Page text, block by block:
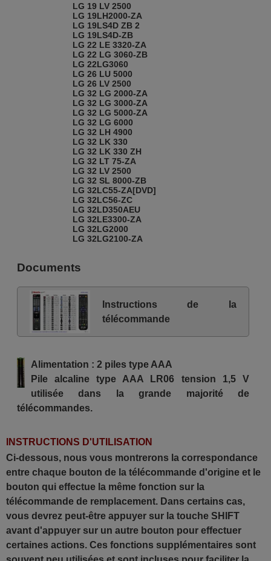
LG 19 LV 2500
LG 19LH2000-ZA
LG 19LS4D ZB 2
LG 19LS4D-ZB
LG 22 LE 3320-ZA
LG 22 LG 3060-ZB
LG 22LG3060
LG 26 LU 5000
LG 26 LV 2500
LG 32 LG 2000-ZA
LG 32 LG 3000-ZA
LG 32 LG 5000-ZA
LG 32 LG 6000
LG 32 LH 4900
LG 32 LK 330
LG 32 LK 330 ZH
LG 32 LT 75-ZA
LG 32 LV 2500
LG 32 SL 8000-ZB
LG 32LC55-ZA[DVD]
LG 32LC56-ZC
LG 32LD350AEU
LG 32LE3300-ZA
LG 32LG2000
LG 32LG2100-ZA
LG 32LG6000-ZA
LG 32LK455C-ZB
LG 32LV2500-ZA
LG 37 LG 2000-ZA
LG 37 LG 3000-ZA
LG 37 LG 5010-ZD
LG 37 LG 6000
LG 37 LK 430
LG 37 SL 8000-ZB
LG 37LG2000
LG 37LG3000
LG 37LG5000
LG 37LG60
LG 42 LE 5500
LG 42 LF 5700
LG 42 LG 2000-ZA
LG 42 LG 3000-ZA
LG 42 LG 5020-ZB
LG 42 LG 5030-ZE
LG 42 LG 6000
LG 42 LH 5700
LG 42 LM 620 S
LG 42 LM 660 S
LG 42 PQ 2000-ZA
LG 42 PQ 6000-ZA
Documents
Instructions de la
télécommande
Alimentation : 2 piles type AAA
Pile alcaline type AAA LR06 tension 1,5 V
utilisée dans la grande majorité de
télécommandes.
INSTRUCTIONS D'UTILISATION
Ci-dessous, nous vous montrerons la correspondance
entre chaque bouton de la télécommande d'origine et le
bouton qui effectue la même fonction sur la
télécommande de remplacement. Dans certains cas,
vous devrez peut-être appuyer sur la touche SHIFT
avant d'appuyer sur un autre bouton pour effectuer
certaines actions. Ces fonctions supplémentaires sont